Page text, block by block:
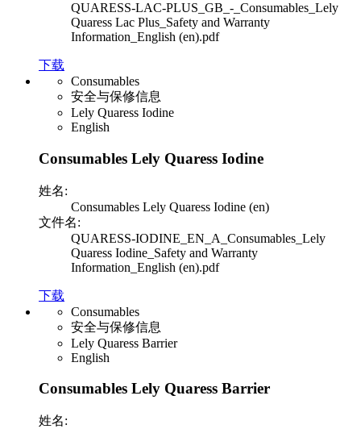
QUARESS-LAC-PLUS_GB_-_Consumables_Lely
Quaress Lac Plus_Safety and Warranty
Information_English (en).pdf
下载
Consumables
安全与保修信息
Lely Quaress Iodine
English
Consumables Lely Quaress Iodine
姓名:
Consumables Lely Quaress Iodine (en)
文件名:
QUARESS-IODINE_EN_A_Consumables_Lely
Quaress Iodine_Safety and Warranty
Information_English (en).pdf
下载
Consumables
安全与保修信息
Lely Quaress Barrier
English
Consumables Lely Quaress Barrier
姓名: